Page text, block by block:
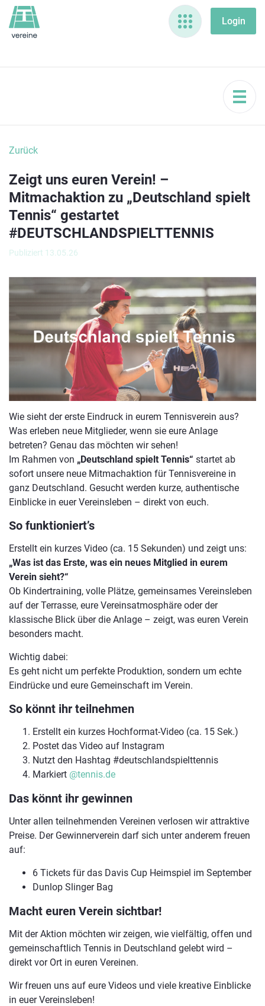
Zurück
Zeigt uns euren Verein! –
Mitmachaktion zu „Deutschland spielt
Tennis“ gestartet
#DEUTSCHLANDSPIELTTENNIS
Publiziert 13.05.26
Wie sieht der erste Eindruck in eurem Tennisverein aus?
Was erleben neue Mitglieder, wenn sie eure Anlage
betreten? Genau das möchten wir sehen!
Im Rahmen von „Deutschland spielt Tennis“ startet ab
sofort unsere neue Mitmachaktion für Tennisvereine in
ganz Deutschland. Gesucht werden kurze, authentische
Einblicke in euer Vereinsleben – direkt von euch.
So funktioniert’s
Erstellt ein kurzes Video (ca. 15 Sekunden) und zeigt uns:
„Was ist das Erste, was ein neues Mitglied in eurem
Verein sieht?“
Ob Kindertraining, volle Plätze, gemeinsames Vereinsleben
auf der Terrasse, eure Vereinsatmosphäre oder der
klassische Blick über die Anlage – zeigt, was euren Verein
besonders macht.
Wichtig dabei:
Es geht nicht um perfekte Produktion, sondern um echte
Eindrücke und eure Gemeinschaft im Verein.
So könnt ihr teilnehmen
Erstellt ein kurzes Hochformat-Video (ca. 15 Sek.)
Postet das Video auf Instagram
Nutzt den Hashtag #deutschlandspielttennis
Markiert @tennis.de
Das könnt ihr gewinnen
Unter allen teilnehmenden Vereinen verlosen wir attraktive
Preise. Der Gewinnerverein darf sich unter anderem freuen
auf:
6 Tickets für das Davis Cup Heimspiel im September
Dunlop Slinger Bag
Macht euren Verein sichtbar!
Mit der Aktion möchten wir zeigen, wie vielfältig, offen und
gemeinschaftlich Tennis in Deutschland gelebt wird –
direkt vor Ort in euren Vereinen.
Wir freuen uns auf eure Videos und viele kreative Einblicke
in euer Vereinsleben!